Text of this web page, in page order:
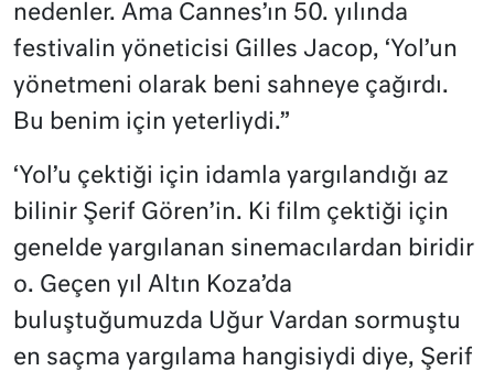
nedenler. Ama Cannes’ın 50. yılında
festivalin yöneticisi Gilles Jacop, ‘Yol’un
yönetmeni olarak beni sahneye çağırdı.
Bu benim için yeterliydi.”
‘Yol’u çektiği için idamla yargılandığı az
bilinir Şerif Gören’in. Ki film çektiği için
genelde yargılanan sinemacılardan biridir
o. Geçen yıl Altın Koza’da
buluştuğumuzda Uğur Vardan sormuştu
en saçma yargılama hangisiydi diye, Şerif